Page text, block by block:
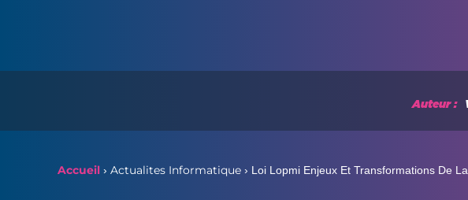
Auteur :
Accueil› Actualites Informatique› Loi Lopmi Enjeux Et Transformations De